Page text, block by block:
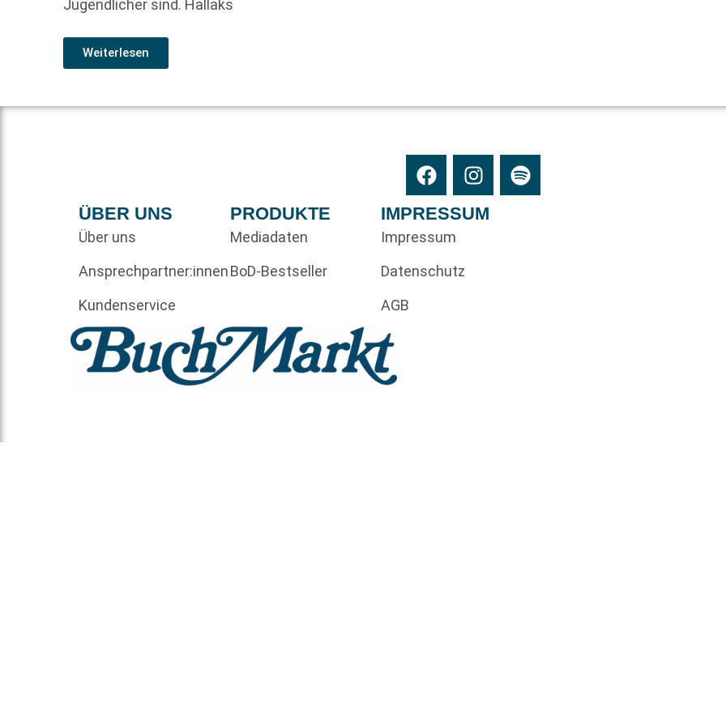
Jugendlicher sind. Hallaks
Weiterlesen
ÜBER UNS
Über uns
Ansprechpartner:innen
Kundenservice
PRODUKTE
Mediadaten
BoD-Bestseller
IMPRESSUM
Impressum
Datenschutz
AGB